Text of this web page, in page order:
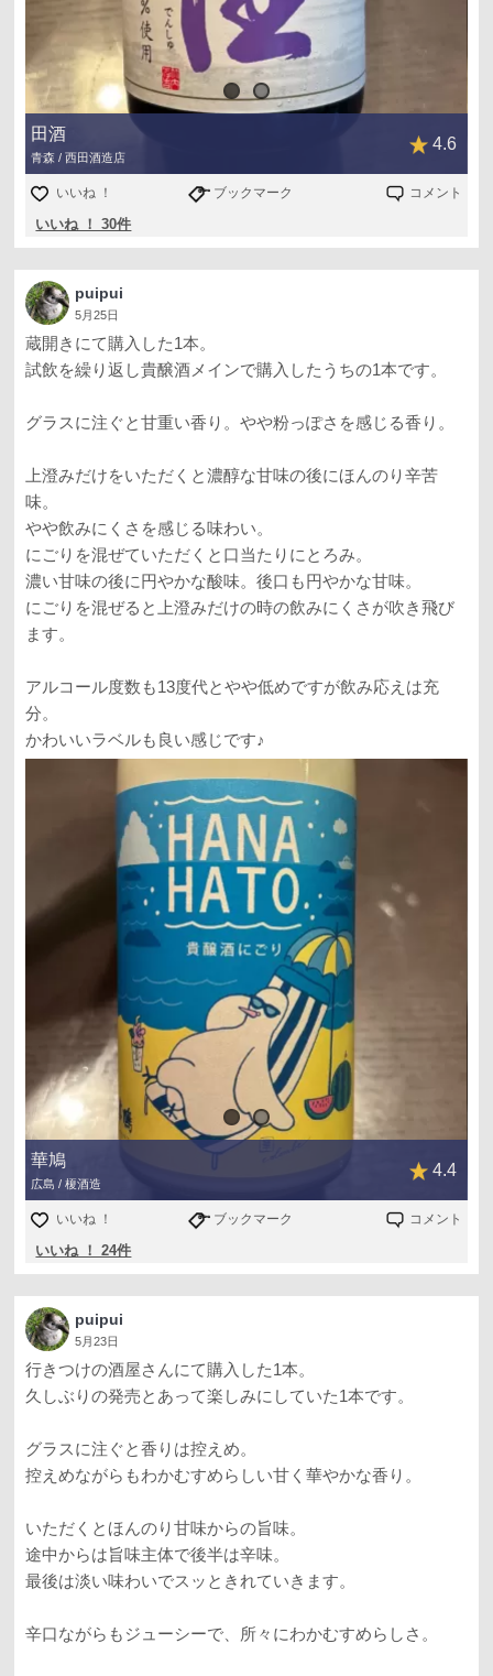
田酒
青森 / 西田酒造店
4.6
いいね ！ ブックマーク コメント
いいね ！ 30件
puipui
5月25日
蔵開きにて購入した1本。
試飲を繰り返し貴醸酒メインで購入したうちの1本です。
グラスに注ぐと甘重い香り。やや粉っぽさを感じる香り。
上澄みだけをいただくと濃醇な甘味の後にほんのり辛苦
味。
やや飲みにくさを感じる味わい。
にごりを混ぜていただくと口当たりにとろみ。
濃い甘味の後に円やかな酸味。後口も円やかな甘味。
にごりを混ぜると上澄みだけの時の飲みにくさが吹き飛び
ます。
アルコール度数も13度代とやや低めですが飲み応えは充
分。
かわいいラベルも良い感じです♪
華鳩
広島 / 榎酒造
4.4
いいね ！ ブックマーク コメント
いいね ！ 24件
puipui
5月23日
行きつけの酒屋さんにて購入した1本。
久しぶりの発売とあって楽しみにしていた1本です。
グラスに注ぐと香りは控えめ。
控えめながらもわかむすめらしい甘く華やかな香り。
いただくとほんのり甘味からの旨味。
途中からは旨味主体で後半は辛味。
最後は淡い味わいでスッときれていきます。
辛口ながらもジューシーで、所々にわかむすめらしさ。